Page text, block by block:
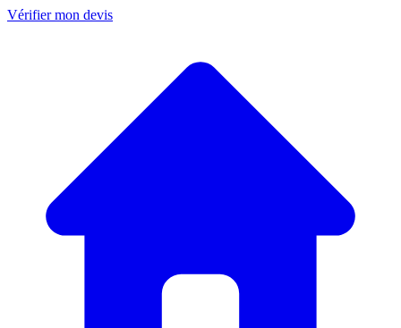
Vérifier mon devis